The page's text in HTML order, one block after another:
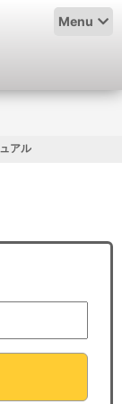
Menu
アル